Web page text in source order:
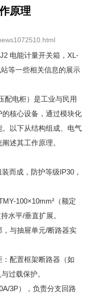
原理
电能计量开关箱 ，XL-
等一些相关信息的展示
配电柜）是工业与民用
核心设备，通过模块化
以下从结构组成、电气
述其工作原理。
而成，防护等级IP30，
100×10mm²（额定
水平/垂直扩展。
与抽屉单元/断路器实
配置框架断路器（如
过载保护。
3P），负责分支回路